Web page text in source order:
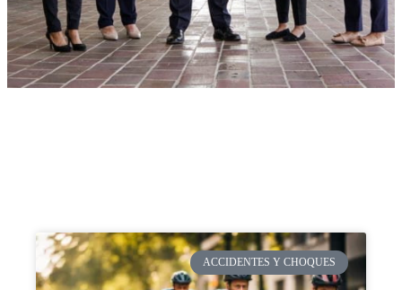
ACCIDENTES Y CHOQUES